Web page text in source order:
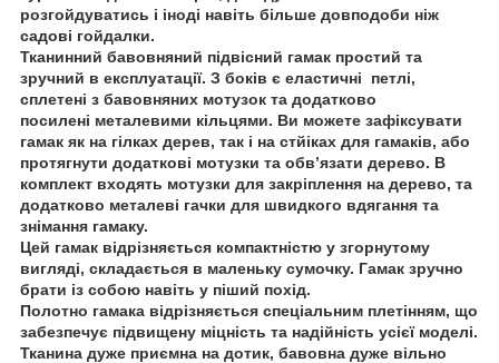
розгойдуватись і іноді навіть більше довподоби ніж
садові гойдалки.
Тканинний бавовняний підвісний гамак простий та
зручний в експлуатації. З боків є еластичні петлі,
сплетені з бавовняних мотузок та додатково
посилені металевими кільцями. Ви можете зафіксувати
гамак як на гілках дерев, так і на стйіках для гамаків, або
протягнути додаткові мотузки та обв’язати дерево. В
комплект входять мотузки для закріплення на дерево, та
додатково металеві гачки для швидкого вдягання та
знімання гамаку.
Цей гамак відрізняється компактністю у згорнутому
вигляді, складається в маленьку сумочку. Гамак зручно
брати із собою навіть у піший похід.
Полотно гамака відрізняється спеціальним плетінням, що
забезпечує підвищену міцність та надійність усієї моделі.
Тканина дуже приємна на дотик, бавовна дуже вільно